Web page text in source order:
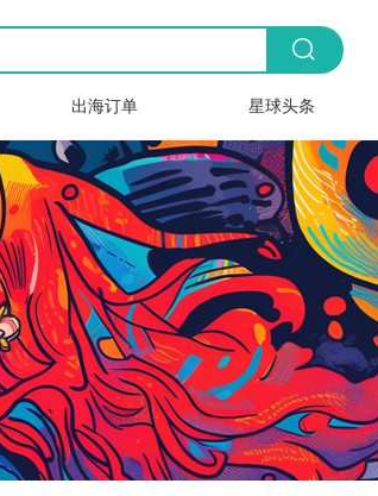
出海订单 星球头条
商品
快报
全球
电商
出海
速递
人物
专访
产业
聚焦
时尚
品牌